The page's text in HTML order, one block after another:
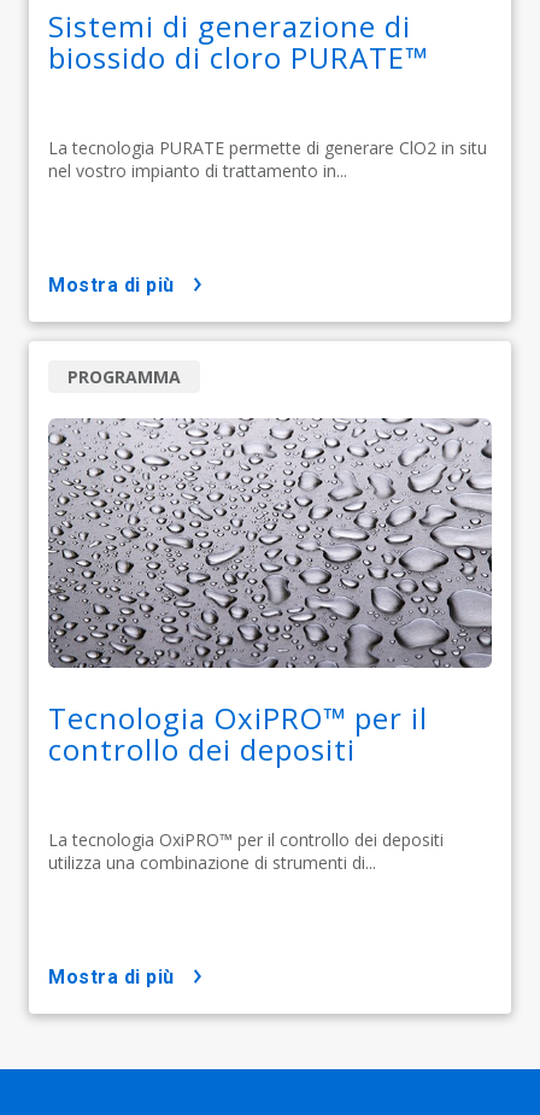
Sistemi di generazione di
biossido di cloro PURATE™
La tecnologia PURATE permette di generare ClO2 in situ
nel vostro impianto di trattamento in...
mostra di più
Tecnologia OxiPRO™ per il
controllo dei depositi
La tecnologia OxiPRO™ per il controllo dei depositi
utilizza una combinazione di strumenti di...
PROGRAMMA
mostra di più